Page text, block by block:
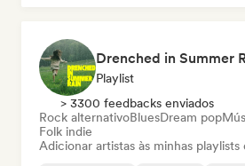
Drenched in Summer
Playlist
> 3300 feedbacks enviados
Rock alternativoBluesDream pop
Folk indie
Adicionar artistas às minhas